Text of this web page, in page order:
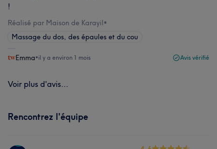
!
Réalisé par Maison de Karayil•
Massage du dos, des épaules et du cou
Emma•il y a environ 1 mois Avis vérifié
Voir plus d'avis...
Rencontrez l'équipe